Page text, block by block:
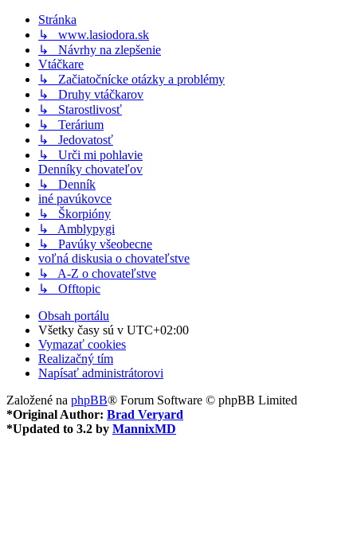
Stránka
↳ www.lasiodora.sk
↳ Návrhy na zlepšenie
Vtáčkare
↳ Začiatočnícke otázky a problémy
↳ Druhy vtáčkarov
↳ Starostlivosť
↳ Terárium
↳ Jedovatosť
↳ Urči mi pohlavie
Denníky chovateľov
↳ Denník
iné pavúkovce
↳ Škorpióny
↳ Amblypygi
↳ Pavúky všeobecne
voľná diskusia o chovateľstve
↳ A-Z o chovateľstve
↳ Offtopic
Obsah portálu
Všetky časy sú v UTC+02:00
Vymazať cookies
Realizačný tím
Napísať administrátorovi
Založené na phpBB® Forum Software © phpBB Limited
*Original Author: Brad Veryard
*Updated to 3.2 by MannixMD